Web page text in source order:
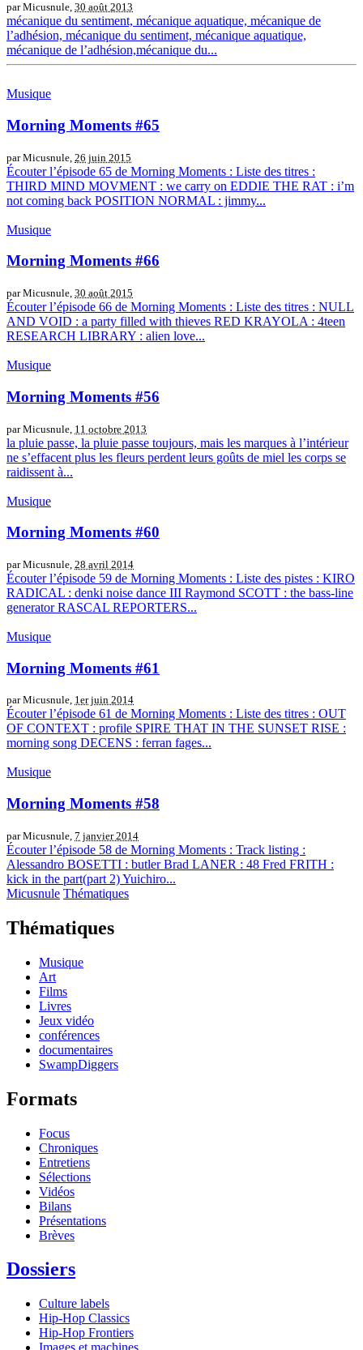
par Micusnule, 30 août 2013
mécanique du sentiment, mécanique aquatique, mécanique de
l’adhésion, mécanique du sentiment, mécanique aquatique,
mécanique de l’adhésion,mécanique du...
Musique
Morning Moments #65
par Micusnule, 26 juin 2015
Écouter l’épisode 65 de Morning Moments : Liste des titres :
THIRD MIND MOVMENT : we carry on EDDIE THE RAT : i’m
not coming back POSITION NORMAL : jimmy...
Musique
Morning Moments #66
par Micusnule, 30 août 2015
Écouter l’épisode 66 de Morning Moments : Liste des titres : NULL
AND VOID : a party filled with thieves RED KRAYOLA : 4teen
RESEARCH LIBRARY : alien love...
Musique
Morning Moments #56
par Micusnule, 11 octobre 2013
la pluie passe, la pluie passe toujours, mais les marques à l’intérieur
ne s’effacent plus les fleurs perdent leurs goûts de miel les corps se
raidissent à...
Musique
Morning Moments #60
par Micusnule, 28 avril 2014
Écouter l’épisode 59 de Morning Moments : Liste des pistes : KIRO
RADICAL : denki noise dance III Raymond SCOTT : the bass-line
generator RASCAL REPORTERS...
Musique
Morning Moments #61
par Micusnule, 1er juin 2014
Écouter l’épisode 61 de Morning Moments : Liste des titres : OUT
OF CONTEXT : profile SPIRE THAT IN THE SUNSET RISE :
morning song DECENS : ferran fages...
Musique
Morning Moments #58
par Micusnule, 7 janvier 2014
Écouter l’épisode 58 de Morning Moments : Track listing :
Alessandro BOSETTI : butler Brad LANER : 48 Fred FRITH :
kick in the part(part 2) Yuichiro...
Micusnule Thématiques
Thématiques
Musique
Art
Films
Livres
Jeux vidéo
conférences
documentaires
SwampDiggers
Formats
Focus
Chroniques
Entretiens
Sélections
Vidéos
Bilans
Présentations
Brèves
Dossiers
Culture labels
Hip-Hop Classics
Hip-Hop Frontiers